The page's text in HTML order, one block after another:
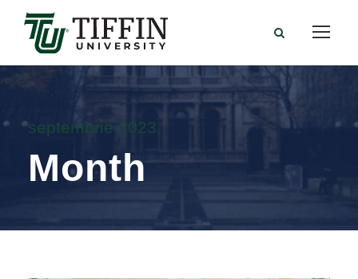
septembrie 2023
Month